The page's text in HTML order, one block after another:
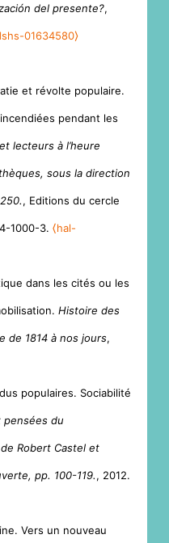
del presente?,
01634580⟩
et révolte populaire.
pendant les
lecteurs à l’heure
sous la direction
, Editions du cercle
1000-3. ⟨hal-
dans les cités ou les
Histoire des
de 1814 à nos jours,
populaires. Sociabilité
pensées du
Robert Castel et
pp. 100-119., 2012.
Vers un nouveau